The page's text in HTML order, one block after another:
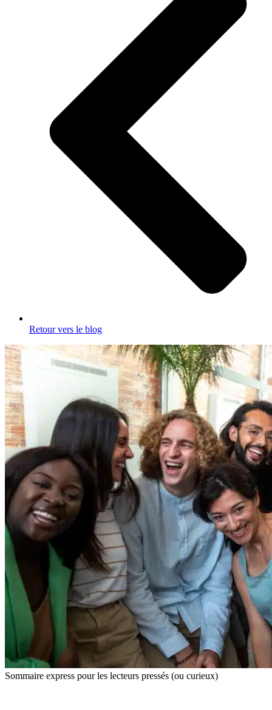
Retour vers le blog
Sommaire express pour les lecteurs pressés (ou curieux)